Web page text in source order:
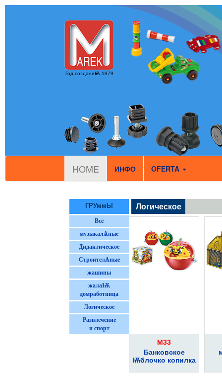
Год созданиѬ 1979
HOME ИНФО OFERTA
ГРУммЫ
Всё
музыкалѦные
Дидактическое
СтроителѦные
жашины
жалаѬ
домработница
Логическое
Развлечение
и спорт
Логическое
M33
Бaнкoвcкoe
Ѭблoчкo кoпилкa